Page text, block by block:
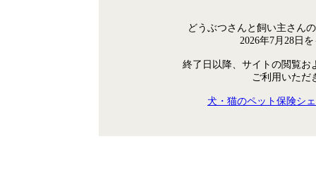
どうぶつさんと飼い主さん
2026年7月28日
終了日以降、サイトの閲覧お
ご利用いただ
犬・猫のペット保険シ